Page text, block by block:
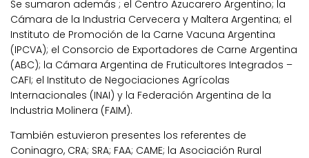
Se sumaron además ; el Centro Azucarero Argentino; la
Cámara de la Industria Cervecera y Maltera Argentina; el
Instituto de Promoción de la Carne Vacuna Argentina
(IPCVA); el Consorcio de Exportadores de Carne Argentina
(ABC); la Cámara Argentina de Fruticultores Integrados –
CAFI; el Instituto de Negociaciones Agrícolas
Internacionales (INAI) y la Federación Argentina de la
Industria Molinera (FAIM).
También estuvieron presentes los referentes de
Coninagro, CRA; SRA; FAA; CAME; la Asociación Rural